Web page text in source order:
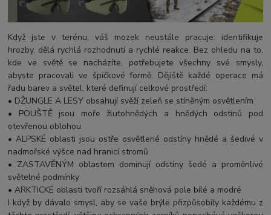
Když jste v terénu, váš mozek neustále pracuje: identifikuje
hrozby, dělá rychlá rozhodnutí a rychlé reakce. Bez ohledu na to,
kde ve světě se nacházíte, potřebujete všechny své smysly,
abyste pracovali ve špičkové formě. Dějiště každé operace má
řadu barev a světel, které definují celkové prostředí:
• DŽUNGLE A LESY obsahují svěží zeleň se stíněným osvětlením
• POUŠTĚ jsou moře žlutohnědých a hnědých odstínů pod
otevřenou oblohou
• ALPSKÉ oblasti jsou ostře osvětlené odstíny hnědé a šedivé v
nadmořské výšce nad hranicí stromů
• ZASTAVĚNÝM oblastem dominují odstíny šedé a proměnlivé
světelné podmínky
• ARKTICKÉ oblasti tvoří rozsáhlá sněhová pole bílé a modré
I když by dávalo smysl, aby se vaše brýle přizpůsobily každému z